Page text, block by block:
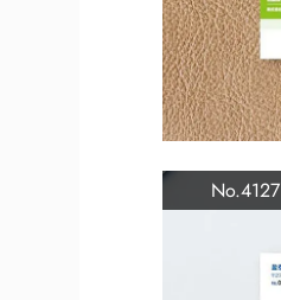
No.4127